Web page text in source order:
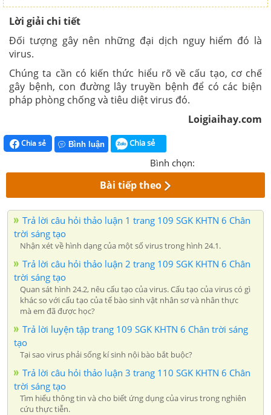
Lời giải chi tiết
Đối tượng gây nên những đại dịch nguy hiểm đó là
virus.
Chúng ta cần có kiến thức hiểu rõ về cấu tạo, cơ chế
gây bệnh, con đường lây truyền bệnh để có các biện
pháp phòng chống và tiêu diệt virus đó.
Loigiaihay.com
Chia sẻ Bình luận Chia sẻ
Bình chọn:
Bài tiếp theo
Trả lời câu hỏi thảo luận 1 trang 109 SGK KHTN 6 Chân
trời sáng tạo
Nhận xét về hình dạng của một số virus trong hình 24.1.
Trả lời câu hỏi thảo luận 2 trang 109 SGK KHTN 6 Chân
trời sáng tạo
Quan sát hình 24.2, nêu cấu tạo của virus. Cấu tạo của virus có gì
khác so với cấu tạo của tế bào sinh vật nhân sơ và nhân thực
mà em đã được học?
Trả lời luyện tập trang 109 SGK KHTN 6 Chân trời sáng
tạo
Tại sao virus phải sống kí sinh nội bào bắt buộc?
Trả lời câu hỏi thảo luận 3 trang 110 SGK KHTN 6 Chân
trời sáng tạo
Tìm hiểu thông tin và cho biết ứng dụng của virus trong nghiên
cứu thực tiễn.